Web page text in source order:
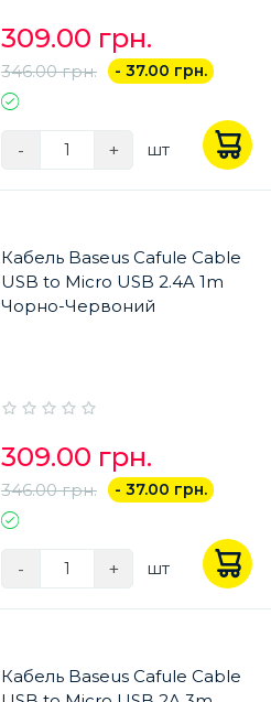
309.00 грн.
346.00 грн. - 37.00 грн.
- + шт
Кабель Baseus Cafule Cable
USB to Micro USB 2.4A 1m
Чорно-Червоний
309.00 грн.
346.00 грн. - 37.00 грн.
- + шт
Кабель Baseus Cafule Cable